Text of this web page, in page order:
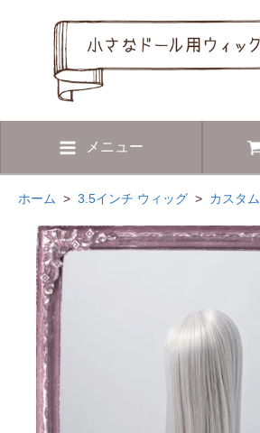
メニュー
ホーム > 3.5インチ ウィッグ > カスタ